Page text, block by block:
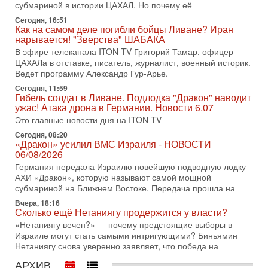
хочет эскалации, но КСИР готовит взрыв!
В эфире телеканала ITON-TV СЕРГЕЙ МИГДАЛЬ, эксперт
по вопросам безопасности, офицер запаса
Международного управления полиции Израиля, автор
31-07-2026, 09:02
Битва за разоружение ХАМАСа - НОВОСТИ
31/07/2026
Сегодня президент США Дональд Трамп заявил о
достижении исторического соглашения о полном
разоружении ХАМАСа и других вооруженных группировок в
30-07-2026, 17:59
Иран доведет Трампа до крайних мер? Разбор и
оценка от военного обозревателя Давида Шарпа
Ситуация вокруг противостояния Ирана и США накаляется
с каждым днем. Почему Трамп в самый последний момент
отменил решение о нанесении тяжелых ударов
30-07-2026, 16:54
Покупатель авиакомпании «Аркия» намерен
запретить полеты по субботам!
Вокруг возможной продажи авиакомпании «Аркия»
разгорается громкий конфликт.
30-07-2026, 08:16
субмариной в истории ЦАХАЛ. Но почему её
Сегодня, 16:51
Как на самом деле погибли бойцы Ливане? Иран
нарывается! "Зверства" ШАБАКА
В эфире телеканала ITON-TV Григорий Тамар, офицер
ЦАХАЛа в отставке, писатель, журналист, военный историк.
Ведет программу Александр Гур-Арье.
Сегодня, 11:59
Гибель солдат в Ливане. Подлодка "Дракон" наводит
ужас! Атака дрона в Германии. Новости 6.07
Это главные новости дня на ITON-TV
Сегодня, 08:20
«Дракон» усилил ВМС Израиля - НОВОСТИ
06/08/2026
Германия передала Израилю новейшую подводную лодку
АХИ «Дракон», которую называют самой мощной
субмариной на Ближнем Востоке. Передача прошла на
Вчера, 18:16
Сколько ещё Нетаниягу продержится у власти?
«Нетаниягу вечен?» — почему предстоящие выборы в
Израиле могут стать самыми интригующими? Биньямин
Нетаниягу снова уверенно заявляет, что победа на
АРХИВ